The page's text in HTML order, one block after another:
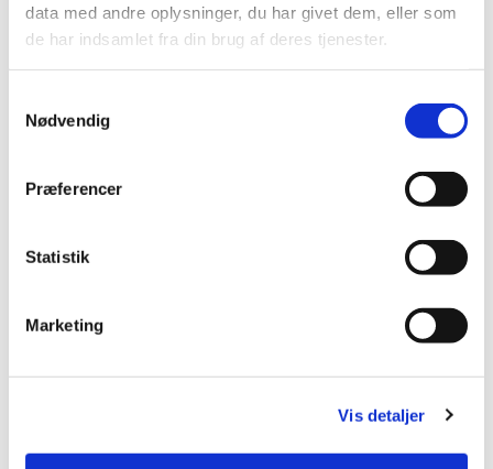
data med andre oplysninger, du har givet dem, eller som
de har indsamlet fra din brug af deres tjenester.
Nødvendig
Præferencer
Statistik
Marketing
Vis detaljer
Sjægtelaugets "Mars" var kun få uger efter anskaffelsen også i aktion, da